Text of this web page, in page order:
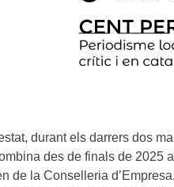
durant els darrers dos
des de finals de 2025
de la Conselleria